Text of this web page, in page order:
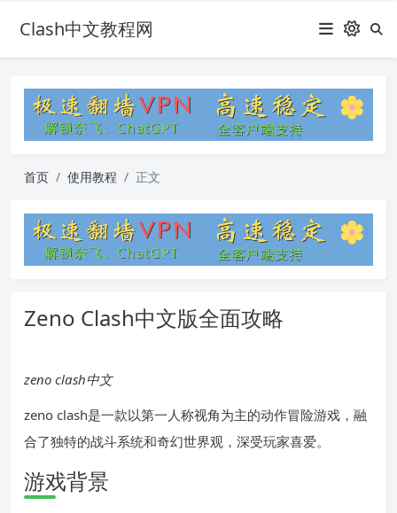
Clash中文教程网
首页 使用教程 正文
Zeno Clash中文版全面攻略
zeno clash中文
zeno clash是一款以第一人称视角为主的动作冒险游戏，融
合了独特的战斗系统和奇幻世界观，深受玩家喜爱。
游戏背景